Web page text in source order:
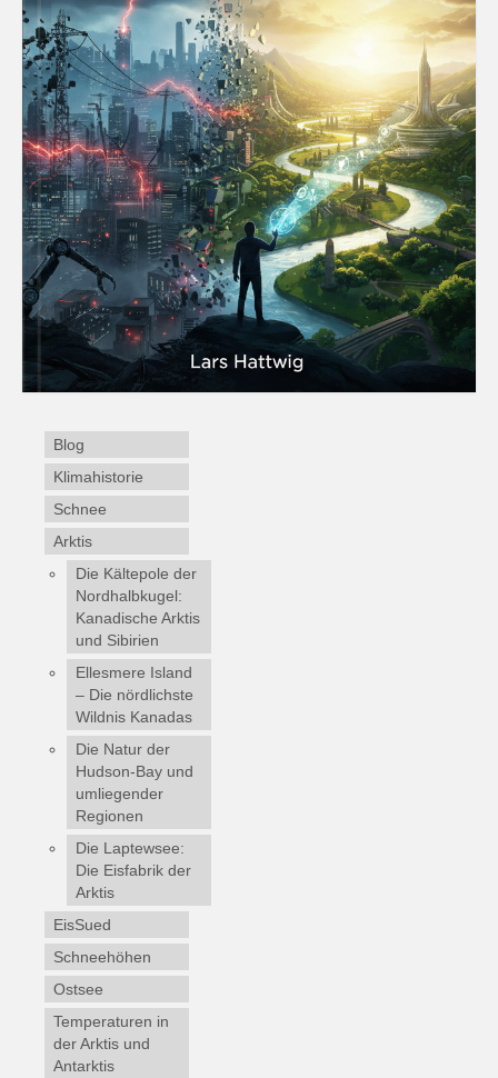
Blog
Klimahistorie
Schnee
Arktis
Die Kältepole der
Nordhalbkugel:
Kanadische Arktis
und Sibirien
Ellesmere Island
– Die nördlichste
Wildnis Kanadas
Die Natur der
Hudson-Bay und
umliegender
Regionen
Die Laptewsee:
Die Eisfabrik der
Arktis
EisSued
Schneehöhen
Ostsee
Temperaturen in
der Arktis und
Antarktis